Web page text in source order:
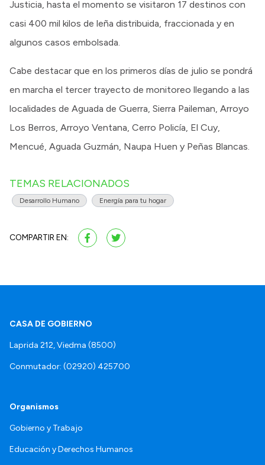
Justicia, hasta el momento se visitaron 17 destinos con
casi 400 mil kilos de leña distribuida, fraccionada y en
algunos casos embolsada.
Cabe destacar que en los primeros días de julio se pondrá
en marcha el tercer trayecto de monitoreo llegando a las
localidades de Aguada de Guerra, Sierra Paileman, Arroyo
Los Berros, Arroyo Ventana, Cerro Policía, El Cuy,
Mencué, Aguada Guzmán, Naupa Huen y Peñas Blancas.
TEMAS RELACIONADOS
Desarrollo Humano Energía para tu hogar
COMPARTIR EN:
CASA DE GOBIERNO
Laprida 212, Viedma (8500)
Conmutador: (02920) 425700
Organismos
Gobierno y Trabajo
Educación y Derechos Humanos